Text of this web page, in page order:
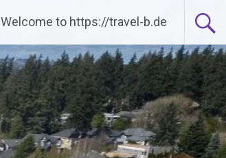
Welcome to https://travel-b.de